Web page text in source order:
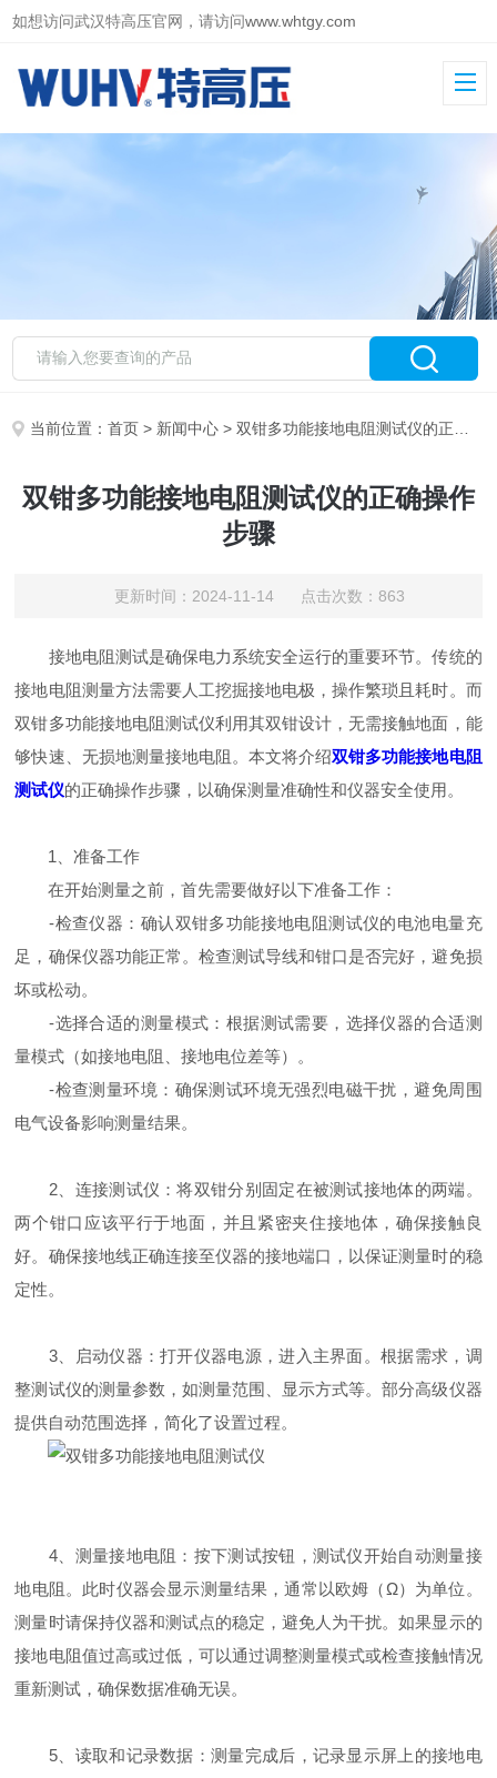
如想访问武汉特高压官网，请访问www.whtgy.com
当前位置：首页 > 新闻中心 > 双钳多功能接地电阻测试仪的正确操作步骤
双钳多功能接地电阻测试仪的正确操作
步骤
更新时间：2024-11-14 点击次数：863
接地电阻测试是确保电力系统安全运行的重要环节。传统的
接地电阻测量方法需要人工挖掘接地电极，操作繁琐且耗时。而
双钳多功能接地电阻测试仪利用其双钳设计，无需接触地面，能
够快速、无损地测量接地电阻。本文将介绍双钳多功能接地电阻
测试仪的正确操作步骤，以确保测量准确性和仪器安全使用。
1、准备工作
在开始测量之前，首先需要做好以下准备工作：
-检查仪器：确认双钳多功能接地电阻测试仪的电池电量充
足，确保仪器功能正常。检查测试导线和钳口是否完好，避免损
坏或松动。
-选择合适的测量模式：根据测试需要，选择仪器的合适测
量模式（如接地电阻、接地电位差等）。
-检查测量环境：确保测试环境无强烈电磁干扰，避免周围
电气设备影响测量结果。
2、连接测试仪：将双钳分别固定在被测试接地体的两端。
两个钳口应该平行于地面，并且紧密夹住接地体，确保接触良
好。确保接地线正确连接至仪器的接地端口，以保证测量时的稳
定性。
3、启动仪器：打开仪器电源，进入主界面。根据需求，调
整测试仪的测量参数，如测量范围、显示方式等。部分高级仪器
提供自动范围选择，简化了设置过程。
4、测量接地电阻：按下测试按钮，测试仪开始自动测量接
地电阻。此时仪器会显示测量结果，通常以欧姆（Ω）为单位。
测量时请保持仪器和测试点的稳定，避免人为干扰。如果显示的
接地电阻值过高或过低，可以通过调整测量模式或检查接触情况
重新测试，确保数据准确无误。
5、读取和记录数据：测量完成后，记录显示屏上的接地电